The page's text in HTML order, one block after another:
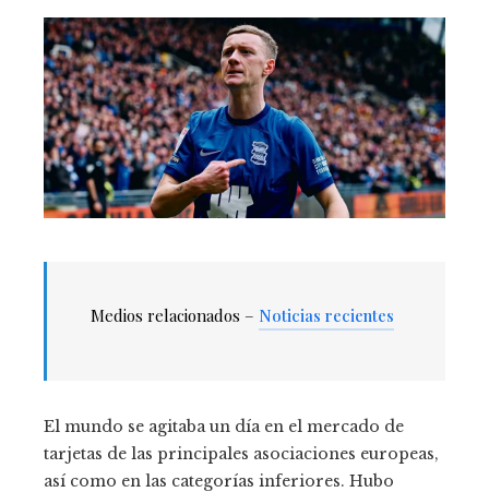
Medios relacionados – Noticias recientes
El mundo se agitaba un día en el mercado de
tarjetas de las principales asociaciones europeas,
así como en las categorías inferiores. Hubo